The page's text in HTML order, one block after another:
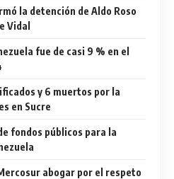
la detención de Aldo Roso
Vidal
fue de casi 9 % en el
y 6 muertos por la
en Sucre
fondos públicos para la
abogar por el respeto